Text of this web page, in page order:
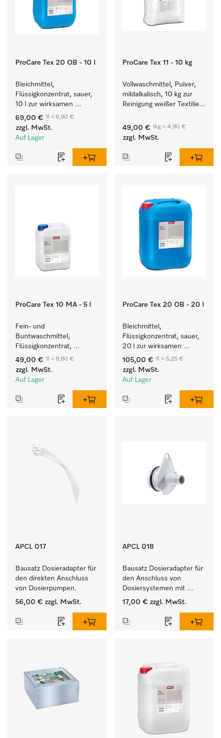
ProCare Tex 20 OB - 10 l
Bleichmittel,
Flüssigkonzentrat, sauer,
10 l zur wirksamen
Entfernung von
hartnäckigen Flecken.
69,00 € 1l = 6,90 €
zzgl. MwSt.
Auf Lager
ProCare Tex 11 - 10 kg
Vollwaschmittel, Pulver,
mildalkalisch, 10 kg zur
Reinigung weißer Textilien
Buntwäsche.
49,00 € 1kg = 4,90 €
zzgl. MwSt.
ProCare Tex 10 MA - 5 l
Fein- und
Buntwaschmittel,
Flüssigkonzentrat,
mildalkalisch, 5 l zur
Reinigung von
Buntwäsche und
49,00 € 1l = 9,80 €
zzgl. MwSt.
Auf Lager
ProCare Tex 20 OB - 20 l
Bleichmittel,
Flüssigkonzentrat, sauer,
20 l zur wirksamen
Entfernung von
hartnäckigen Flecken.
105,00 € 1l = 5,25 €
zzgl. MwSt.
Auf Lager
APCL 017
Bausatz Dosieradapter für
den direkten Anschluss
von Dosierpumpen.
56,00 € zzgl. MwSt.
APCL 018
Bausatz Dosieradapter für
den Anschluss von
Dosiersystemen mit
Wassereinspülung.
17,00 € zzgl. MwSt.